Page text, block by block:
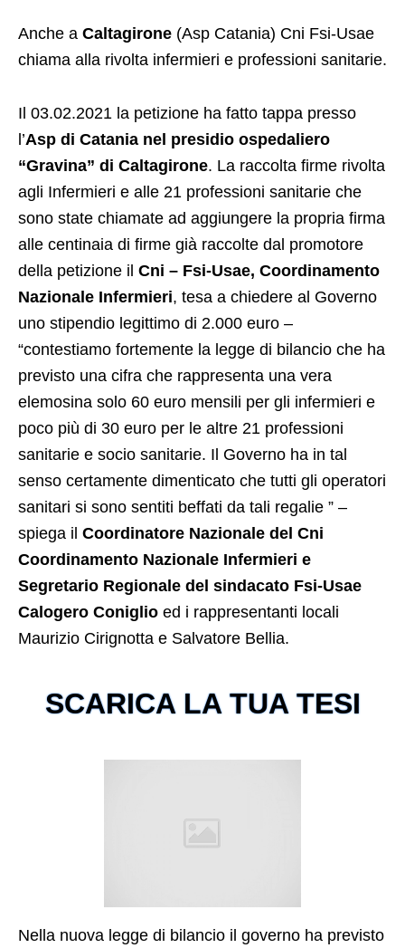
Anche a Caltagirone (Asp Catania) Cni Fsi-Usae
chiama alla rivolta infermieri e professioni sanitarie.
Il 03.02.2021 la petizione ha fatto tappa presso
l’Asp di Catania nel presidio ospedaliero
“Gravina” di Caltagirone. La raccolta firme rivolta
agli Infermieri e alle 21 professioni sanitarie che
sono state chiamate ad aggiungere la propria firma
alle centinaia di firme già raccolte dal promotore
della petizione il Cni – Fsi-Usae, Coordinamento
Nazionale Infermieri, tesa a chiedere al Governo
uno stipendio legittimo di 2.000 euro –
“contestiamo fortemente la legge di bilancio che ha
previsto una cifra che rappresenta una vera
elemosina solo 60 euro mensili per gli infermieri e
poco più di 30 euro per le altre 21 professioni
sanitarie e socio sanitarie. Il Governo ha in tal
senso certamente dimenticato che tutti gli operatori
sanitari si sono sentiti beffati da tali regalie ” –
spiega il Coordinatore Nazionale del Cni
Coordinamento Nazionale Infermieri e
Segretario Regionale del sindacato Fsi-Usae
Calogero Coniglio ed i rappresentanti locali
Maurizio Cirignotta e Salvatore Bellia.
SCARICA LA TUA TESI
Nella nuova legge di bilancio il governo ha previsto